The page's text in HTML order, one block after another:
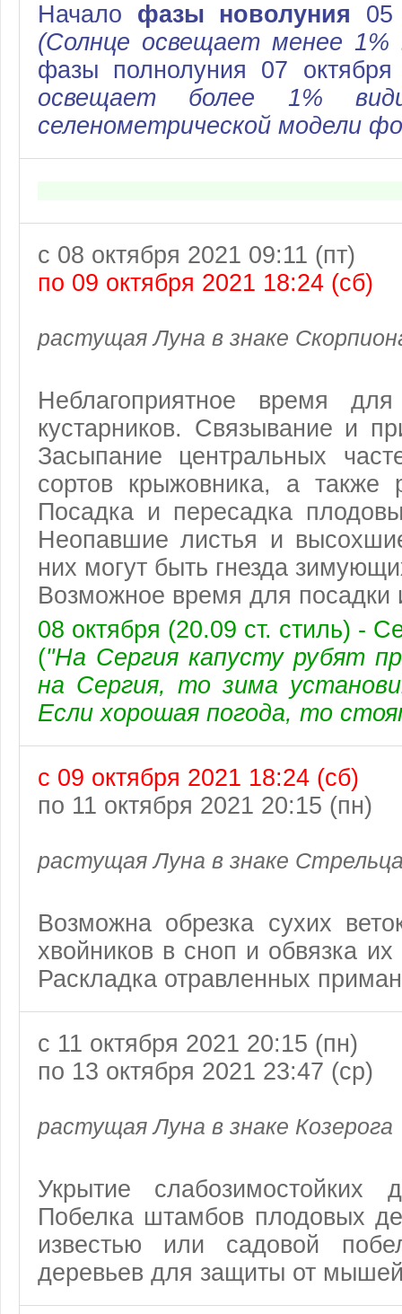
Начало фазы новолуния 05
(Солнце освещает менее 1%
фазы полнолуния 07
освещает более 1%
селенометрической модели
с 08 октября 2021 09:11 (пт)
по 09 октября 2021 18:24 (сб)
растущая Луна в знаке
Неблагоприятное время
кустарников. Связывание и
Засыпание центральных
сортов крыжовника, а также
Посадка и пересадка
Неопавшие листья и
них могут быть гнезда
Возможное время для
08 октября (20.09 ст. стиль) -
("На Сергия капусту рубят
на Сергия, то зима
Если хорошая погода, то
с 09 октября 2021 18:24 (сб)
по 11 октября 2021 20:15 (пн)
растущая Луна в знаке
Возможна обрезка сухих
хвойников в сноп и обвязка
Раскладка отравленных
с 11 октября 2021 20:15 (пн)
по 13 октября 2021 23:47 (ср)
растущая Луна в знаке Козерога
Укрытие
Побелка штамбов плодовых
известью или садовой
деревьев для защиты от